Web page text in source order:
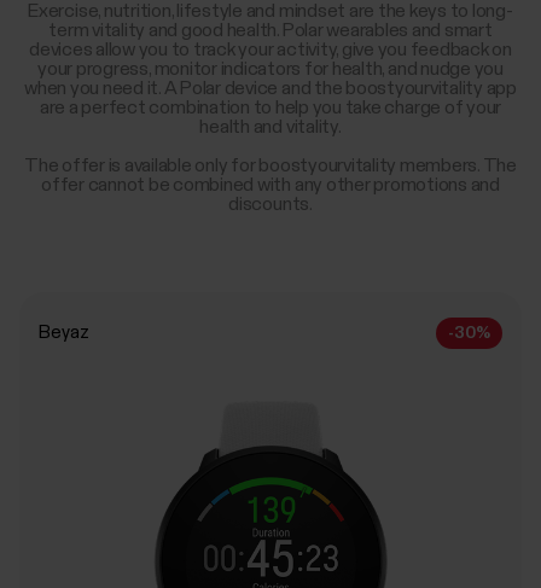
Exercise, nutrition, lifestyle and mindset are the keys to long-
term vitality and good health. Polar wearables and smart
devices allow you to track your activity, give you feedback on
your progress, monitor indicators for health, and nudge you
when you need it. A Polar device and the boostyourvitality app
are a perfect combination to help you take charge of your
health and vitality.
The offer is available only for boostyourvitality members. The
offer cannot be combined with any other promotions and
discounts.
Beyaz -30%